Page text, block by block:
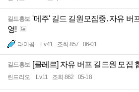
길드홍보 '메주' 길드 길원모집중. 자유 버
영!
라미곰 Lv.41 조회 857 06-01
길드홍보 [클레르] 자유 버프 길드원 모집
린드리오 Lv.11 조회 862 05-18